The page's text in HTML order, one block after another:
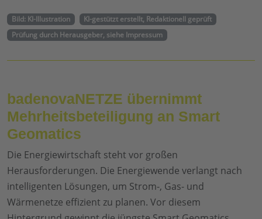
Bild: KI-Illustration
KI-gestützt erstellt, Redaktionell geprüft
Prüfung durch Herausgeber, siehe Impressum
badenovaNETZE übernimmt
Mehrheitsbeteiligung an Smart
Geomatics
Die Energiewirtschaft steht vor großen
Herausforderungen. Die Energiewende verlangt nach
intelligenten Lösungen, um Strom-, Gas- und
Wärmenetze effizient zu planen. Vor diesem